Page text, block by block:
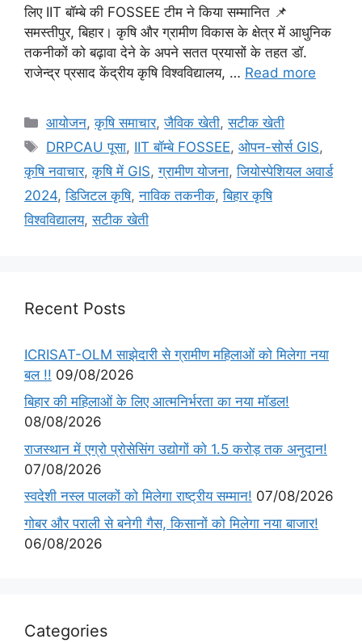
लिए IIT बॉम्बे की FOSSEE टीम ने किया सम्मानित 📌
समस्तीपुर, बिहार। कृषि और ग्रामीण विकास के क्षेत्र में आधुनिक
तकनीकों को बढ़ावा देने के अपने सतत प्रयासों के तहत डॉ.
राजेन्द्र प्रसाद केंद्रीय कृषि विश्वविद्यालय, … Read more
आयोजन,कृषि समाचार,जैविक खेती,सटीक खेती
DRPCAU पूसा, IIT बॉम्बे FOSSEE,ओपन-सोर्स GIS,
कृषि नवाचार,कृषि में GIS,ग्रामीण योजना,जियोस्पेशियल अवार्ड
2024,डिजिटल कृषि,नाविक तकनीक,बिहार कृषि
विश्वविद्यालय,सटीक खेती
Recent Posts
ICRISAT-OLM साझेदारी से ग्रामीण महिलाओं को मिलेगा नया
बल !! 09/08/2026
बिहार की महिलाओं के लिए आत्मनिर्भरता का नया मॉडल!
08/08/2026
राजस्थान में एग्रो प्रोसेसिंग उद्योगों को 1.5 करोड़ तक अनुदान!
07/08/2026
स्वदेशी नस्ल पालकों को मिलेगा राष्ट्रीय सम्मान! 07/08/2026
गोबर और पराली से बनेगी गैस, किसानों को मिलेगा नया बाजार!
06/08/2026
Categories